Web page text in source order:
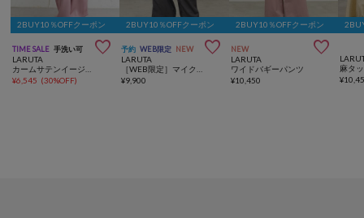
2BUY10％OFFクーポン
TIME SALE 手洗い可 
LARUTA
¥6,545 (30%OFF)
2BUY10％OFFクーポン
予約 WEB限定 NEW 
LARUTA
¥9,900
2BUY10％OFFクーポン
NEW 
LARUTA
ワイドバギーパンツ
¥10,450 ¥